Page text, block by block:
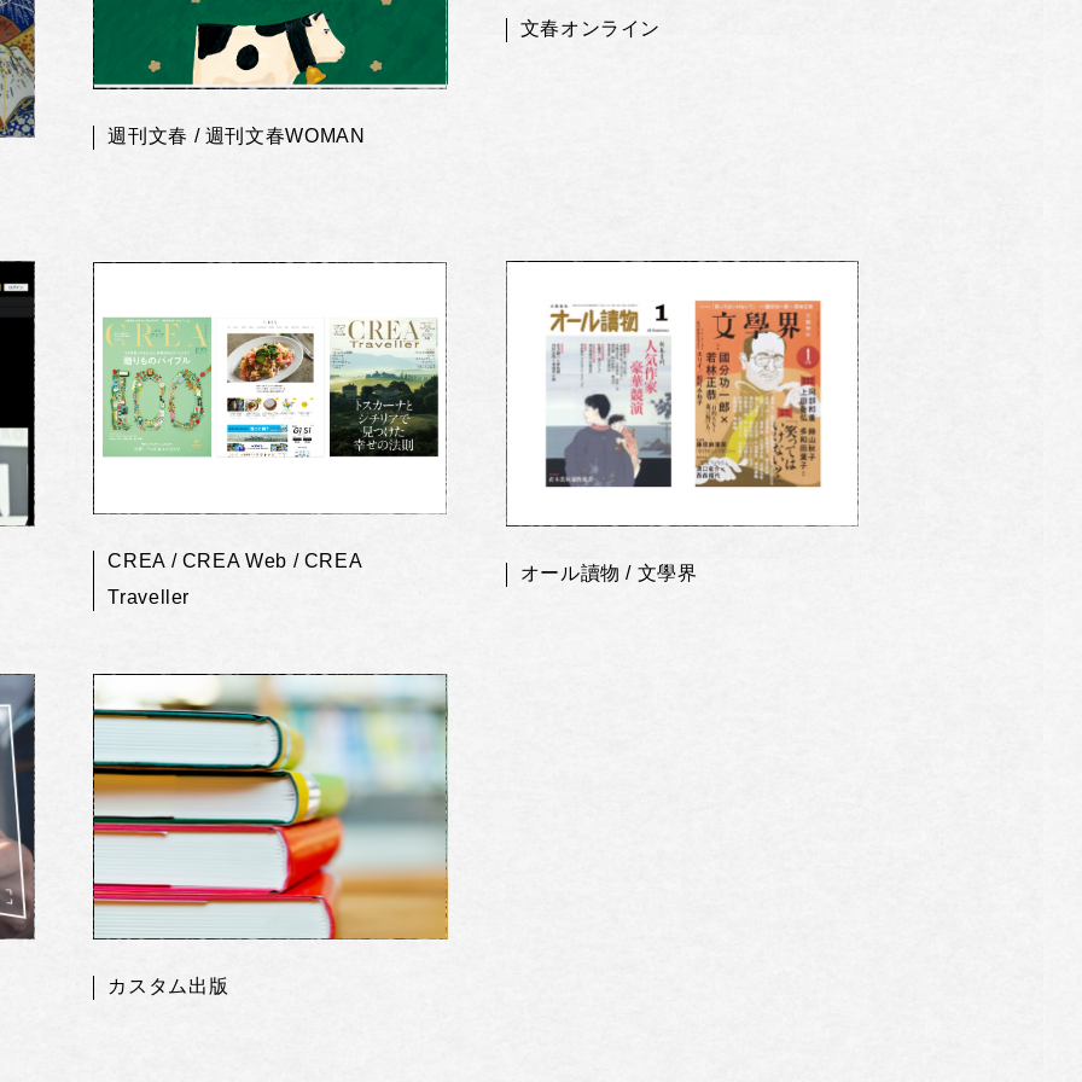
週刊文春 / 週刊文春WOMAN
文春オンライン
CREA / CREA Web / CREA
Traveller
オール讀物 / 文學界
カスタム出版